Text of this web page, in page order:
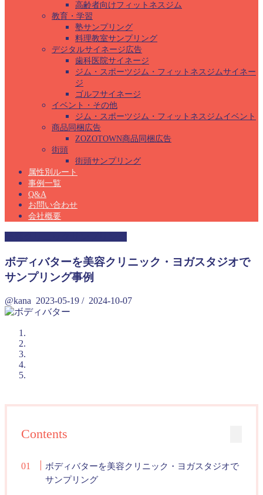
高齢者向けフィットネスジム
教育・学習
塾サンプリング
料理教室サンプリング
デジタルサイネージ広告
歯科医院サイネージ
ジム・スポーツジム・フィットネスジムサイネー
ジ
ゴルフサイネージ
イベント・その他
ジム・スポーツジム・フィットネスジムイベント
商品同梱広告
ZOZOTOWN商品同梱広告
街頭
街頭サンプリング
属性別ルート
事例一覧
Q&A
お問い合わせ
会社概要
ボディバターを美容クリニック・ヨガスタジオで
サンプリング事例
@kana 2023-05-19 / 2024-10-07
Contents
ボディバターを美容クリニック・ヨガスタジオで
サンプリング